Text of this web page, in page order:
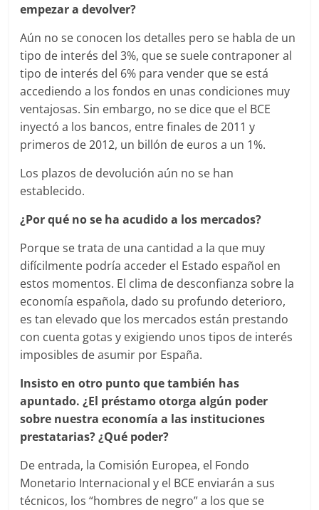
empezar a devolver?
Aún no se conocen los detalles pero se habla de un
tipo de interés del 3%, que se suele contraponer al
tipo de interés del 6% para vender que se está
accediendo a los fondos en unas condiciones muy
ventajosas. Sin embargo, no se dice que el BCE
inyectó a los bancos, entre finales de 2011 y
primeros de 2012, un billón de euros a un 1%.
Los plazos de devolución aún no se han
establecido.
¿Por qué no se ha acudido a los mercados?
Porque se trata de una cantidad a la que muy
difícilmente podría acceder el Estado español en
estos momentos. El clima de desconfianza sobre la
economía española, dado su profundo deterioro,
es tan elevado que los mercados están prestando
con cuenta gotas y exigiendo unos tipos de interés
imposibles de asumir por España.
Insisto en otro punto que también has
apuntado. ¿El préstamo otorga algún poder
sobre nuestra economía a las instituciones
prestatarias? ¿Qué poder?
De entrada, la Comisión Europea, el Fondo
Monetario Internacional y el BCE enviarán a sus
técnicos, los “hombres de negro” a los que se